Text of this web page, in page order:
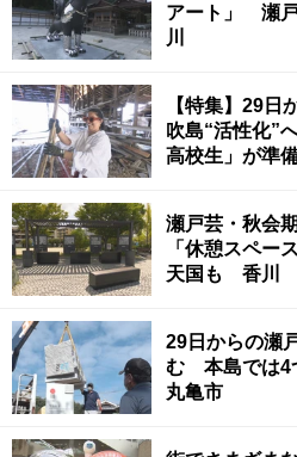
アート」 瀬
川
【特集】29
吹島“活性化”
高校生」が準
瀬戸芸・秋会
「休憩スペ
天国も 香川
29日からの瀬
む 本島では4
丸亀市